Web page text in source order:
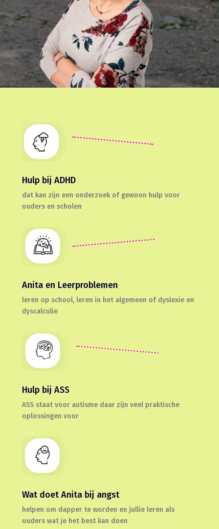
Hulp bij ADHD
dat kan zijn een onderzoek of gewoon hulp voor
ouders en scholen
Anita en Leerproblemen
leren op school, leren in het algemeen of dyslexie en
dyscalculie
Hulp bij ASS
ASS staat voor autisme daar zijn veel praktische
oplossingen voor
Wat doet Anita bij angst
helpen om dapper te worden en jullie leren als
ouders wat je het best kan doen